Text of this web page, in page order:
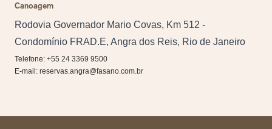
Canoagem
Rodovia Governador Mario Covas, Km 512 -
Condomínio FRAD.E, Angra dos Reis, Rio de Janeiro
Telefone: +55 24 3369 9500
E-mail: reservas.angra@fasano.com.br